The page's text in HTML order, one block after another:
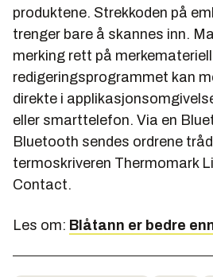
produktene. Strekkoden på
trenger bare å skannes inn.
merking rett på
redigeringsprogrammet kan
direkte i
eller smarttelefon. Via en
Bluetooth sendes ordrene
termoskriveren Thermomark
Contact.
Les om: Blåtann er bedre